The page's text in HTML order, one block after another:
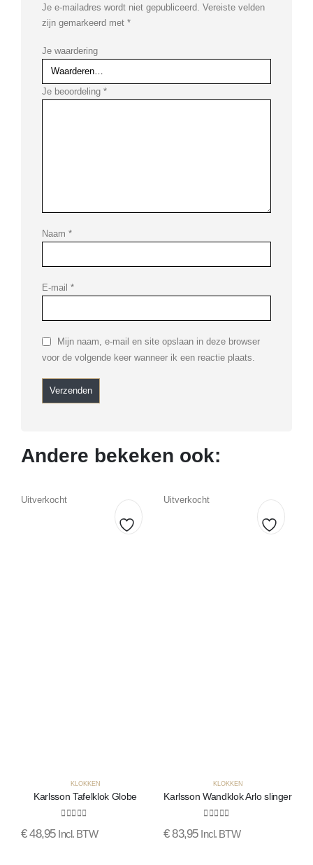
Je e-mailadres wordt niet gepubliceerd. Vereiste velden
zijn gemarkeerd met *
Je waardering
Je beoordeling *
Naam *
E-mail *
Mijn naam, e-mail en site opslaan in deze browser
voor de volgende keer wanneer ik een reactie plaats.
Andere bekeken ook:
Uitverkocht
KLOKKEN
Karlsson Tafelklok Globe
€48,95 Incl. BTW
Uitverkocht
KLOKKEN
Karlsson Wandklok Arlo slinger
€83,95 Incl. BTW